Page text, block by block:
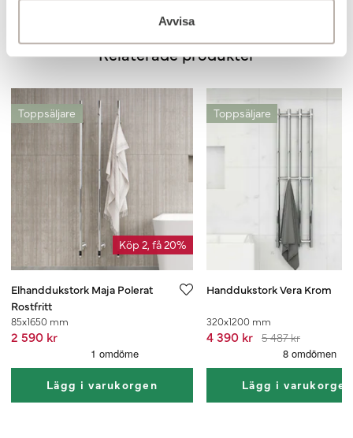
Avvisa
Relaterade produkter
Toppsäljare
Köp 2, få 20%
Elhanddukstork Maja Polerat
Rostfritt
85x1650 mm
2 590 kr
Lägg i varukorgen
Toppsäljare
Handdukstork Vera Krom
320x1200 mm
4 390 kr 5 487 kr
Lägg i varukorgen